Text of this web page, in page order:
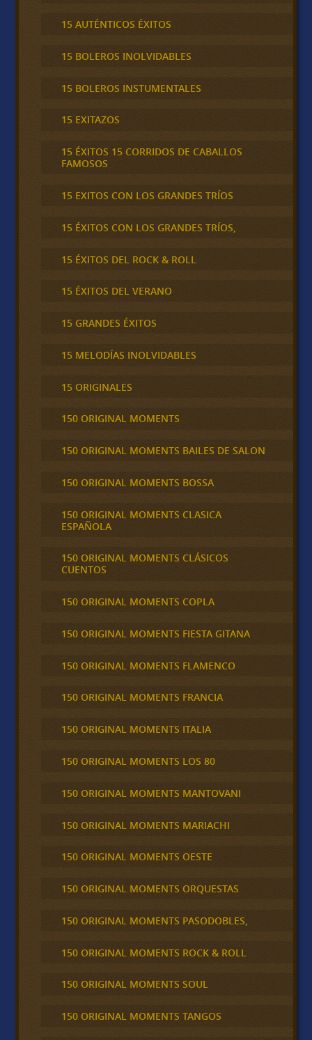
15 AUTÉNTICOS ÉXITOS
15 BOLEROS INOLVIDABLES
15 BOLEROS INSTUMENTALES
15 EXITAZOS
15 ÉXITOS 15 CORRIDOS DE CABALLOS
FAMOSOS
15 EXITOS CON LOS GRANDES TRÍOS
15 ÉXITOS CON LOS GRANDES TRÍOS,
15 ÉXITOS DEL ROCK & ROLL
15 ÉXITOS DEL VERANO
15 GRANDES ÉXITOS
15 MELODÍAS INOLVIDABLES
15 ORIGINALES
150 ORIGINAL MOMENTS
150 ORIGINAL MOMENTS BAILES DE SALON
150 ORIGINAL MOMENTS BOSSA
150 ORIGINAL MOMENTS CLASICA
ESPAÑOLA
150 ORIGINAL MOMENTS CLÁSICOS
CUENTOS
150 ORIGINAL MOMENTS COPLA
150 ORIGINAL MOMENTS FIESTA GITANA
150 ORIGINAL MOMENTS FLAMENCO
150 ORIGINAL MOMENTS FRANCIA
150 ORIGINAL MOMENTS ITALIA
150 ORIGINAL MOMENTS LOS 80
150 ORIGINAL MOMENTS MANTOVANI
150 ORIGINAL MOMENTS MARIACHI
150 ORIGINAL MOMENTS OESTE
150 ORIGINAL MOMENTS ORQUESTAS
150 ORIGINAL MOMENTS PASODOBLES,
150 ORIGINAL MOMENTS ROCK & ROLL
150 ORIGINAL MOMENTS SOUL
150 ORIGINAL MOMENTS TANGOS